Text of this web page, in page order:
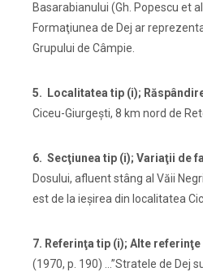
Basarabianului (Gh. Popescu et
Formaţiunea de Dej ar
Grupului de Câmpie.
5. Localitatea tip (i);
Ciceu-Giurgeşti, 8 km nord de
6. Secţiunea tip (i); Variaţii de
Dosului, afluent stâng al Văii
est de la ieşirea din localitatea
7. Referinţa tip (i); Alte referinţe
(1970, p. 190) …”Stratele de Dej